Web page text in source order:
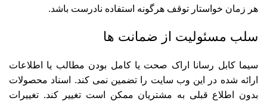
هر زمان خواستار توقف هرگونه استفاده نادرست باشد.
سلب مسئولیت از ضمانت ها
سیما کابل رسانا اراک صحت یا کامل بودن مطالب یا اطلاعات
ارائه شده در این وب سایت را تضمین نمی کند. اسناد محصولات
بدون اطلاع قبلی به مشتریان ممکن است تغییر کند. تغییرات